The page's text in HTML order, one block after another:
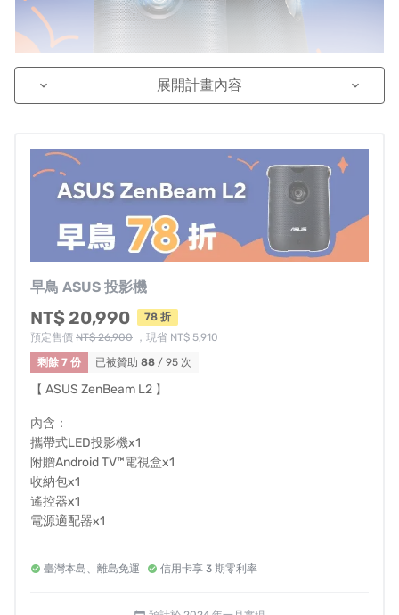
keyboard_arrow_down 展開計畫內容 keyboard_arrow_down
早鳥 ASUS 投影機
NT$ 20,990
78 折
預定售價 NT$ 26,900 ，現省 NT$ 5,910
剩餘 7 份
已被贊助 88 / 95 次
【 ASUS ZenBeam L2 】
內含：
攜帶式LED投影機x1
附贈Android TV™電視盒x1
收納包x1
遙控器x1
電源適配器x1
臺灣本島、離島免運 信用卡享 3 期零利率